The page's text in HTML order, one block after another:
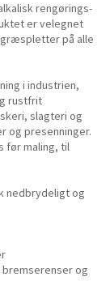
rengørings-
er velegnet
på alle
i industrien,
rustfrit
slagteri og
og presenninger.
før maling, til
nedbrydeligt og
og